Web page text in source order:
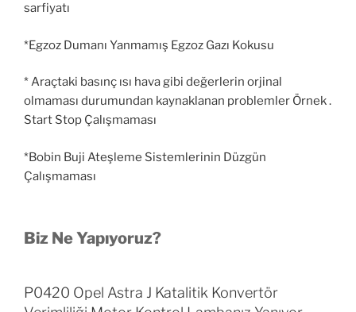
sarfiyatı
*Egzoz Dumanı Yanmamış Egzoz Gazı Kokusu
* Araçtaki basınç ısı hava gibi değerlerin orjinal
olmaması durumundan kaynaklanan problemler Örnek .
Start Stop Çalışmaması
*Bobin Buji Ateşleme Sistemlerinin Düzgün
Çalışmaması
Biz Ne Yapıyoruz?
P0420 Opel Astra J Katalitik Konvertör